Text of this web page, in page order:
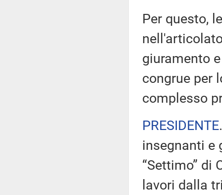
Per questo,
giuramento
congrue per
complesso
PRESIDENTE
insegnanti e
“Settimo” di
lavori dalla